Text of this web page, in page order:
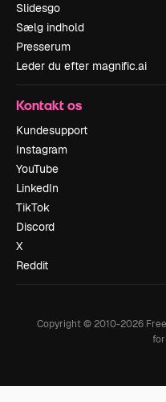
Slidesgo
Sælg indhold
Presserum
Leder du efter magnific.ai
Kontakt os
Kundesupport
Instagram
YouTube
LinkedIn
TikTok
Discord
X
Reddit
Copyright © 2010-2026